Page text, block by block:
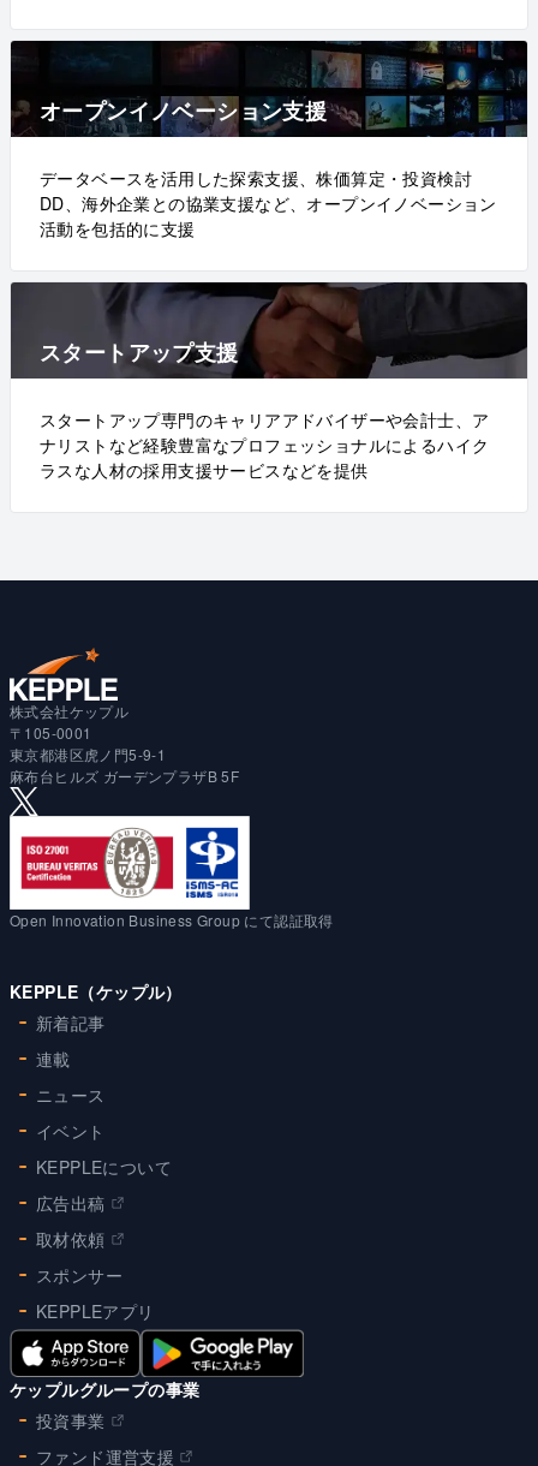
オープンイノベーション支援
データベースを活用した探索支援、株価算定・投資検討
DD、海外企業との協業支援など、オープンイノベーション
活動を包括的に支援
スタートアップ支援
スタートアップ専門のキャリアアドバイザーや会計士、ア
ナリストなど経験豊富なプロフェッショナルによるハイク
ラスな人材の採用支援サービスなどを提供
株式会社ケップル
〒105-0001
東京都港区虎ノ門5-9-1
麻布台ヒルズ ガーデンプラザB 5F
Open Innovation Business Group にて認証取得
KEPPLE（ケップル）
新着記事
連載
ニュース
イベント
KEPPLEについて
広告出稿
取材依頼
スポンサー
KEPPLEアプリ
ケップルグループの事業
投資事業
ファンド運営支援